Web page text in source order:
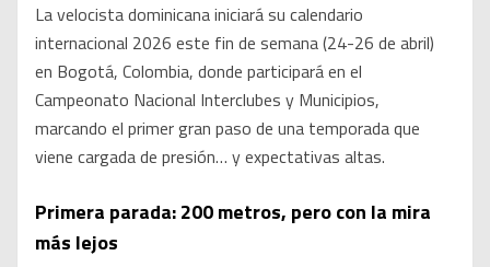
La velocista dominicana iniciará su calendario
internacional 2026 este fin de semana (24-26 de abril)
en Bogotá, Colombia, donde participará en el
Campeonato Nacional Interclubes y Municipios,
marcando el primer gran paso de una temporada que
viene cargada de presión… y expectativas altas.
Primera parada: 200 metros, pero con la mira
más lejos